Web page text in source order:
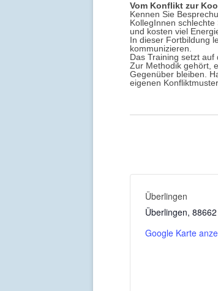
Vom Konflikt zur
Kennen Sie
KollegInnen
und kosten viel
In dieser Fortbildung
kommunizieren.
Das Training setzt auf
Zur Methodik gehört,
Gegenüber bleiben.
eigenen
Überlingen
Überlingen, 88662
Google Karte